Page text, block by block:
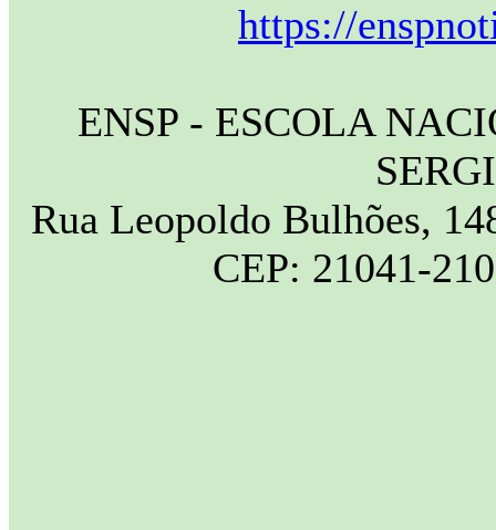
https://
ENSP - ESCOLA
Rua Leopoldo Bulhões,
CEP: 21041-